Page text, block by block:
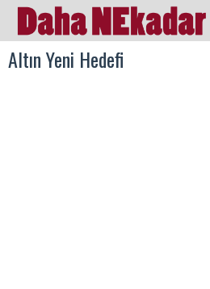
Altın Yeni Hedefi